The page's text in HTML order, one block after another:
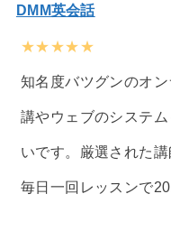
DMM英会話
★★★★★
知名度バツグンのオ
講やウェブのシステ
いです。厳選された
毎日一回レッスンで